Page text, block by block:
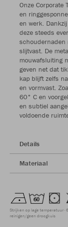
Onze Corporate
en
en werk.
deze steeds
schoudernaden
slijtvast. De
mouwafsluiting
geven net dat
kap blijft zelfs
en vormvast.
60° C en
en subtiel
voldoende
Details
Materiaal
Strijken op lage temperatuur
reinigen/geen droogkuis